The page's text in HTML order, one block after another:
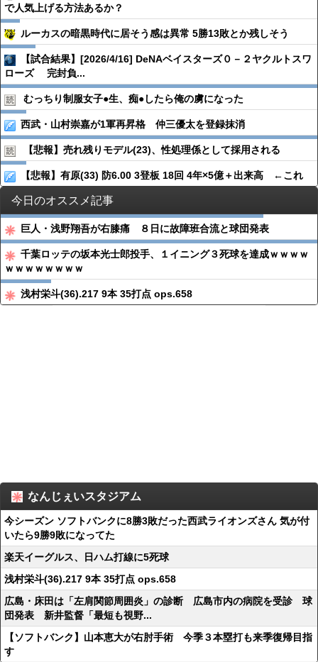
で人気上げる方法あるか？
ルーカスの暗黒時代に居そう感は異常 5勝13敗とか残しそう
【試合結果】[2026/4/16] DeNAベイスターズ０－２ヤクルトスワ
ローズ 完封負...
むっちり制服女子●︎生、痴●︎したら俺の虜になった
西武・山村崇嘉が1軍再昇格 仲三優太を登録抹消
【悲報】売れ残りモデル(23)、性処理係として採用される
【悲報】有原(33) 防6.00 3登板 18回 4年×5億＋出来高 ←これ
今日のオススメ記事
巨人・浅野翔吾が右膝痛 ８日に故障班合流と球団発表
千葉ロッテの坂本光士郎投手、１イニング３死球を達成ｗｗｗｗ
ｗｗｗｗｗｗｗｗ
浅村栄斗(36).217 9本 35打点 ops.658
なんじぇいスタジアム
今シーズン ソフトバンクに8勝3敗だった西武ライオンズさん 気が付
いたら9勝9敗になってた
楽天イーグルス、日ハム打線に5死球
浅村栄斗(36).217 9本 35打点 ops.658
広島・床田は「左肩関節周囲炎」の診断 広島市内の病院を受診 球
団発表 新井監督「最短も視野...
【ソフトバンク】山本恵大が右肘手術 今季３本塁打も来季復帰目指
す